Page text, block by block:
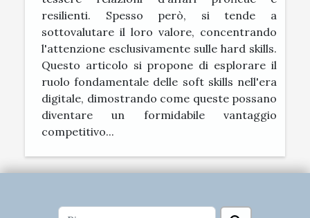
resilienti. Spesso però, si tende a
sottovalutare il loro valore, concentrando
l'attenzione esclusivamente sulle hard skills.
Questo articolo si propone di esplorare il
ruolo fondamentale delle soft skills nell'era
digitale, dimostrando come queste possano
diventare un formidabile vantaggio
competitivo...